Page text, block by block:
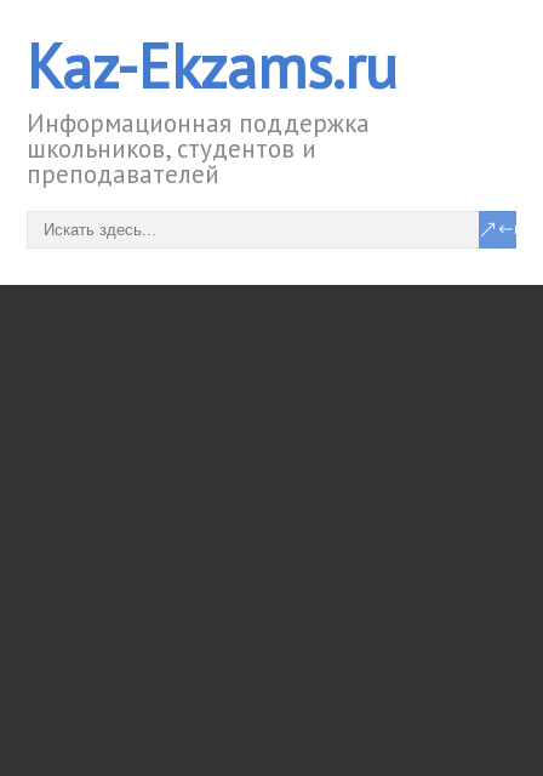
Kaz-Ekzams.ru
Информационная поддержка
школьников, студентов и
преподавателей